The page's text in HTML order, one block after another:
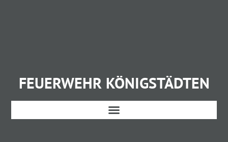
FEUERWEHR KÖNIGSTÄDTEN